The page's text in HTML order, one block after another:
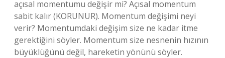
açısal momentumu değişir mi? Açısal momentum
sabit kalır (KORUNUR). Momentum değişimi neyi
verir? Momentumdaki değişim size ne kadar itme
gerektiğini söyler. Momentum size nesnenin hızının
büyüklüğünü değil, hareketin yönünü söyler.